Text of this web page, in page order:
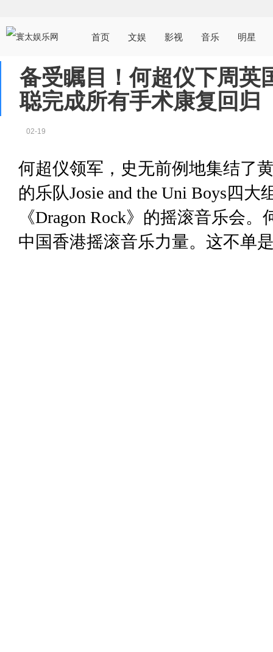
首页 文娱 影视 音乐 明星
备受瞩目！何超仪下周英
聪完成所有手术康复回归
02-19
何超仪领军，史无前例地集结了
的乐队Josie and the Uni Boys四
《Dragon Rock》的摇滚音乐会
中国香港摇滚音乐力量。这不单